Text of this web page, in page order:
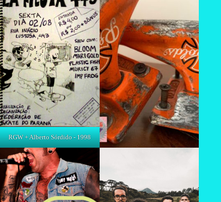
RGW + Alberto Sórdido - 1998